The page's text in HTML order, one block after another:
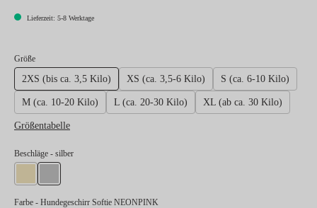
Lieferzeit: 5-8 Werktage
Größeauswählen
2XS (bis ca. 3,5 Kilo) XS (ca. 3,5-6 Kilo) S (ca. 6-10 Kilo)
M (ca. 10-20 Kilo) L (ca. 20-30 Kilo) XL (ab ca. 30 Kilo)
Größentabelle
Beschlägeauswählen
- silber
Farbe - Hundegeschirr Softie NEONPINK